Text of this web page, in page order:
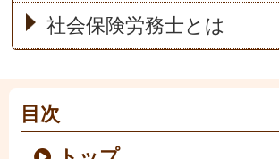
社会保険労務士とは
目次